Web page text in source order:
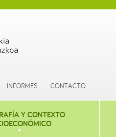
INFORMES CONTACTO
Y CONTEXTO